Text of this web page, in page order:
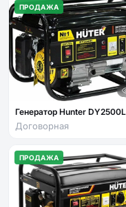
ПРОДАЖА
Генератор Hunter DY2500L
Договорная
ПРОДАЖА